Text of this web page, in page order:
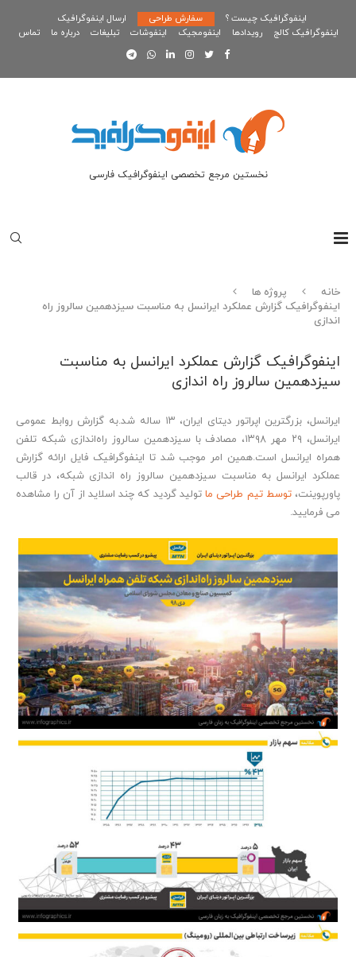
اینفوگرافیک چیست ؟ سفارش طراحی
ارسال اینفوگرافیک
اینفوگرافیک کالج
رویدادها اینفومجیک اینفوشات تبلیغات درباره ما تماس
نخستین مرجع تخصصی اینفوگرافیک فارسی
خانه
پروژه ها
اینفوگرافیک گزارش عملکرد ایرانسل به مناسبت سیزدهمین سالروز راه
اندازی
اینفوگرافیک گزارش عملکرد ایرانسل به مناسبت
سیزدهمین سالروز راه اندازی
ایرانسل، بزرگترین اپراتور دیتای ایران، ۱۳ ساله شد.به گزارش روابط عمومی
ایرانسل، ۲۹ مهر ۱۳۹۸، مصادف با سیزدهمین سالروز راه‌اندازی شبکه تلفن
همراه ایرانسل است.همین امر موجب شد تا اینفوگرافیک فایل ارائه گزارش
عملکرد ایرانسل به مناسبت سیزدهمین سالروز راه اندازی شبکه، در قالب
پاورپوینت،توسط تیم طراحی ماتولید گردید که چند اسلاید از آن را مشاهده
می فرمایید.